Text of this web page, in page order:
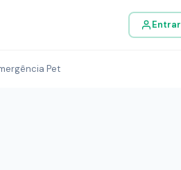
Entrar
Pet